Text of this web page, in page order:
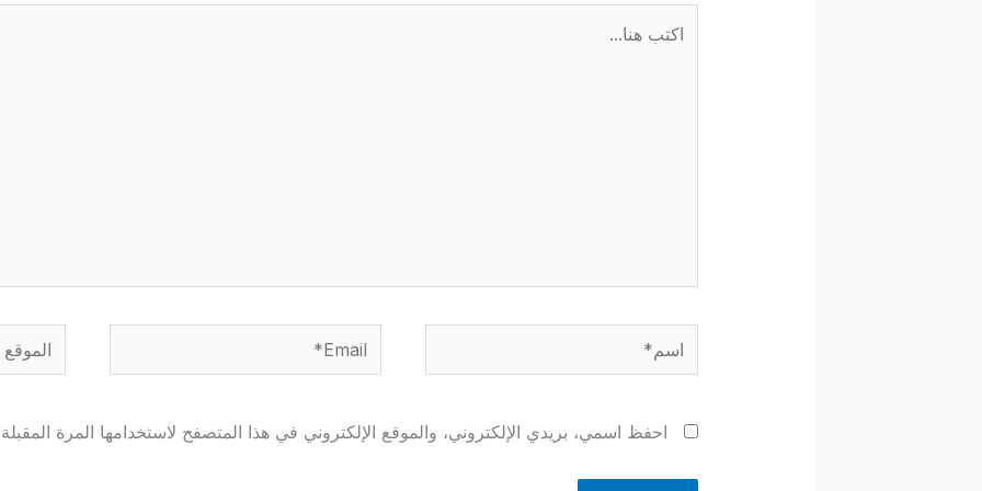
اسم* Email* الموقع
احفظ اسمي، بريدي الإلكتروني، والموقع الإلكتروني في هذا المتصفح لاستخدامها المرة